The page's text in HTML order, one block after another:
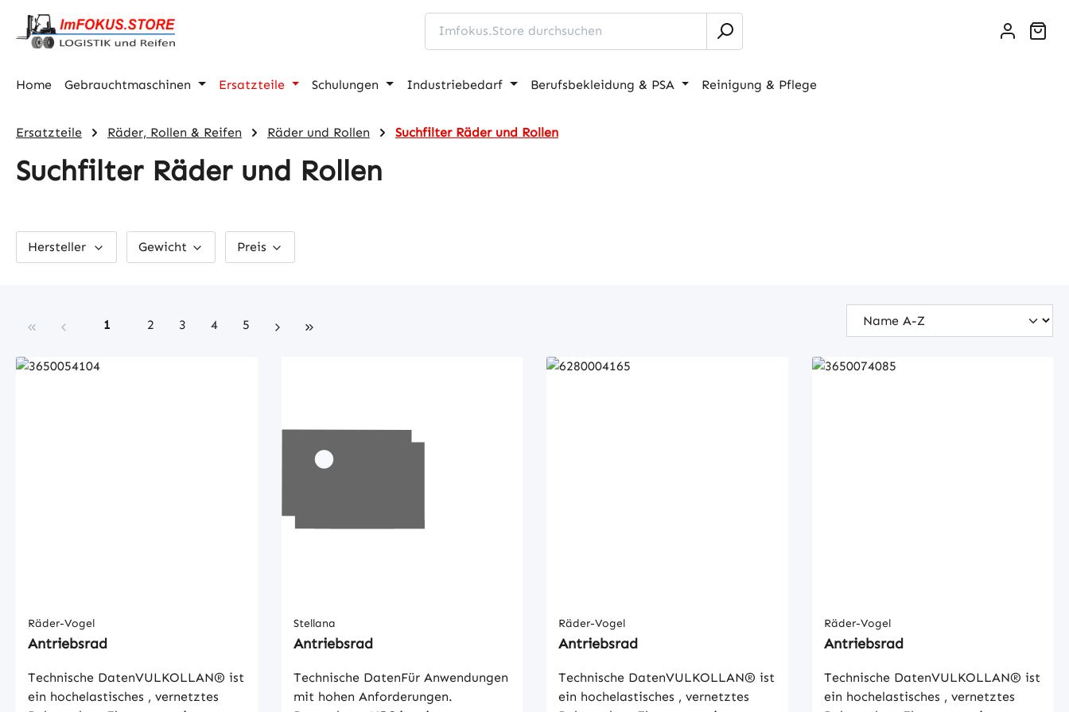
Hauptinhalt springen
Zur Suche springen
Zur Hauptnavigation springen
Home Gebrauchtmaschinen Ersatzteile Schulungen Industriebedarf Berufsbekleidung & PSA Reinigung & Pflege
Ersatzteile Räder, Rollen & Reifen Räder und Rollen Suchfilter Räder und Rollen
Suchfilter Räder und Rollen
Hersteller Gewicht Preis
Seite
1 Seite
2 Seite
3 Seite
4 Seite
5
Räder-Vogel
Antriebsrad
Technische DatenVULKOLLAN® ist
ein hochelastisches , vernetztes
Stellana
Antriebsrad
Technische DatenFür Anwendungen
mit hohen Anforderungen.
Räder-Vogel
Antriebsrad
Technische DatenVULKOLLAN® ist
ein hochelastisches , vernetztes
Räder-Vogel
Antriebsrad
Technische DatenVULKOLLAN® ist
ein hochelastisches , vernetztes